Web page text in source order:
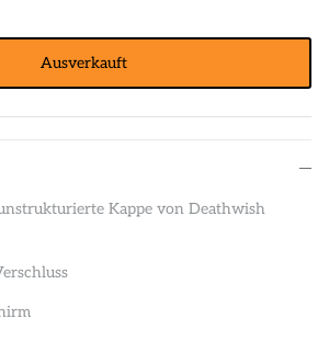
Ausverkauft
Kappe von Deathwish